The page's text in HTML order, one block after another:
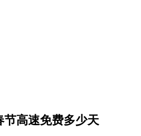
节高速免费多少天